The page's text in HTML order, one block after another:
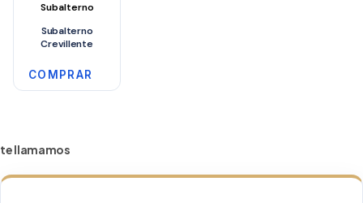
Subalterno
Subalterno
Crevillente
COMPRAR
te llamamos